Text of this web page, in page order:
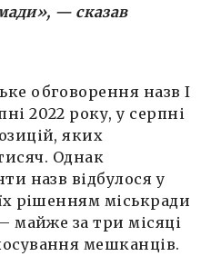
», — сказав
обговорення назв І
2022 року, у серпні
яких
Однак
назв відбулося у
рішенням міськради
майже за три місяці
мешканців.